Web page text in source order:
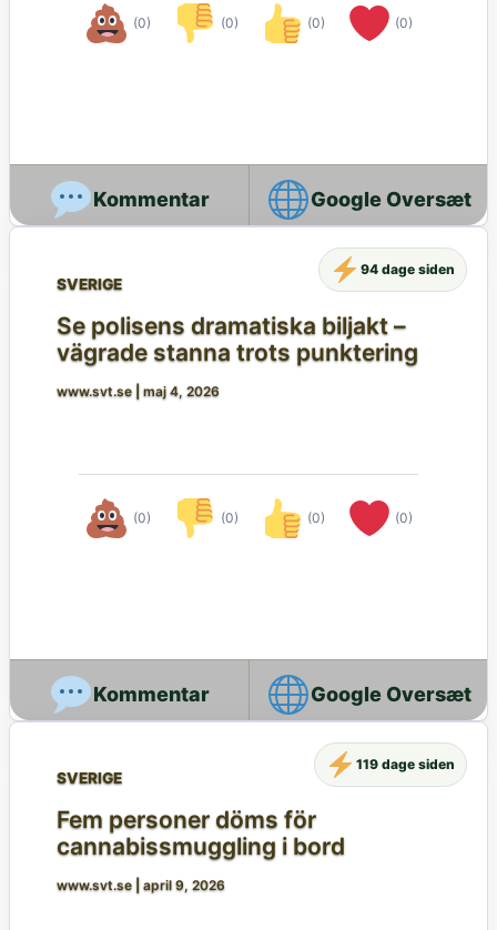
(0) (0) (0) (0)
Google Oversæt
SVERIGE
Se polisens dramatiska biljakt –
vägrade stanna trots punktering
www.svt.se maj 4, 2026
(0) (0) (0) (0)
94 dage siden
Google Oversæt
SVERIGE
Fem personer döms för
cannabissmuggling i bord
www.svt.se april 9, 2026
119 dage siden